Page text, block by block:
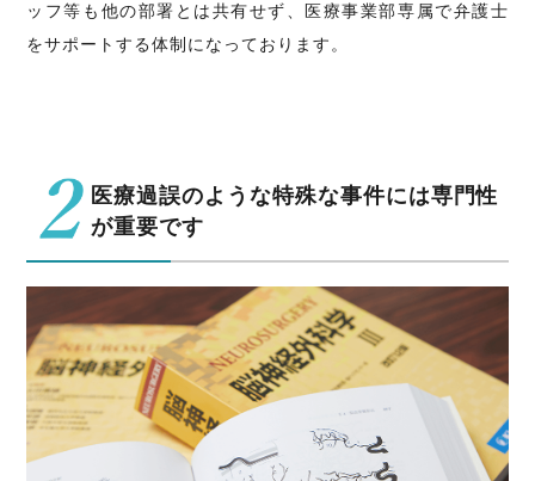
ッフ等も他の部署とは共有せず、医療事業部専属で弁護士
をサポートする体制になっております。
医療過誤のような特殊な事件には専門性
が重要です